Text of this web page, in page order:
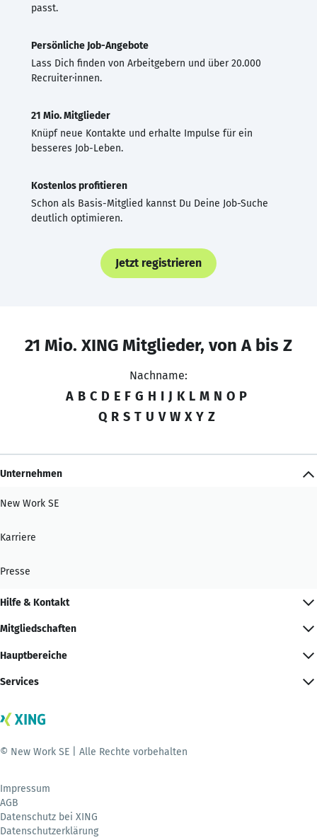
passt.
Persönliche Job-Angebote
Lass Dich finden von Arbeitgebern und über 20.000
Recruiter·innen.
21 Mio. Mitglieder
Knüpf neue Kontakte und erhalte Impulse für ein
besseres Job-Leben.
Kostenlos profitieren
Schon als Basis-Mitglied kannst Du Deine Job-Suche
deutlich optimieren.
Jetzt registrieren
21 Mio. XING Mitglieder, von A bis Z
Nachname:
A B C D E F G H I J K L M N O P
Q R S T U V W X Y Z
Unternehmen
New Work SE
Karriere
Presse
Hilfe & Kontakt
Mitgliedschaften
Hauptbereiche
Services
© New Work SE | Alle Rechte vorbehalten
Impressum
AGB
Datenschutz bei XING
Datenschutzerklärung